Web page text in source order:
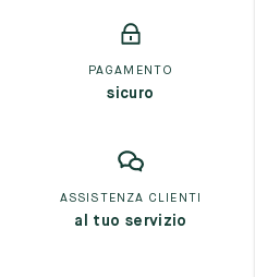
PAGAMENTO
sicuro
ASSISTENZA CLIENTI
al tuo servizio